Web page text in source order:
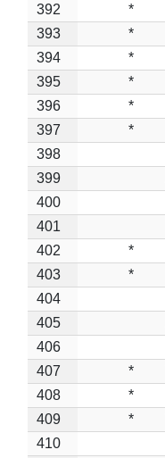
392
*
393
*
394
*
395
*
396
*
397
*
398
399
400
401
402
*
403
*
404
405
406
407
*
408
*
409
*
410